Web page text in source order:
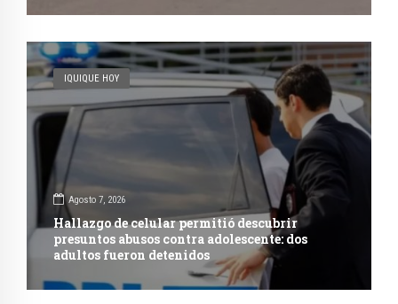
IQUIQUE HOY
Agosto 7, 2026
Hallazgo de celular permitió descubrir
presuntos abusos contra adolescente: dos
adultos fueron detenidos